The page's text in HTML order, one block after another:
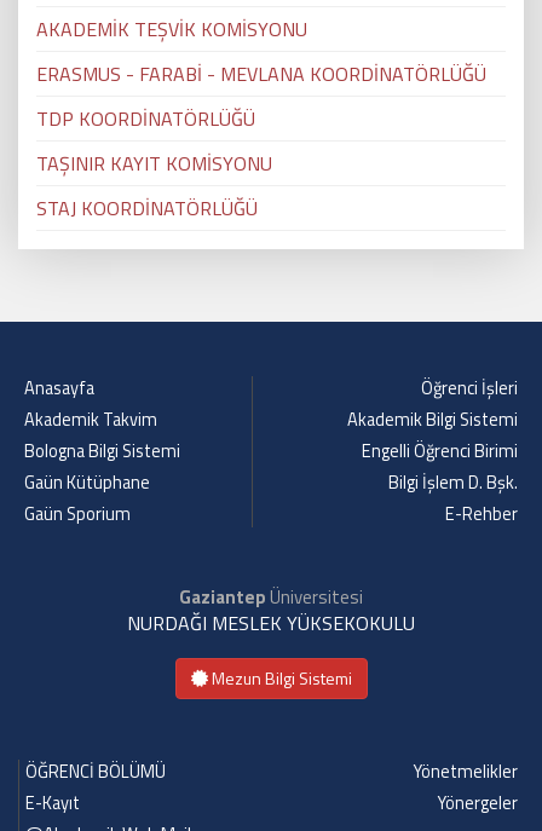
AKADEMİK TEŞVİK KOMİSYONU
ERASMUS - FARABİ - MEVLANA KOORDİNATÖRLÜĞÜ
TDP KOORDİNATÖRLÜĞÜ
TAŞINIR KAYIT KOMİSYONU
STAJ KOORDİNATÖRLÜĞÜ
Anasayfa
Akademik Takvim
Bologna Bilgi Sistemi
Gaün Kütüphane
Gaün Sporium
Öğrenci İşleri
Akademik Bilgi Sistemi
Engelli Öğrenci Birimi
Bilgi İşlem D. Bşk.
E-Rehber
GaziantepÜniversitesi
NURDAĞI MESLEK YÜKSEKOKULU
Mezun Bilgi Sistemi
ÖĞRENCİ BÖLÜMÜ
E-Kayıt
Yönetmelikler
Yönergeler